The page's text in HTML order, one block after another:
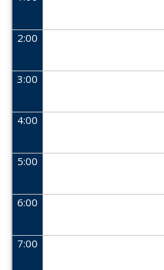
2:00
3:00
4:00
5:00
6:00
7:00